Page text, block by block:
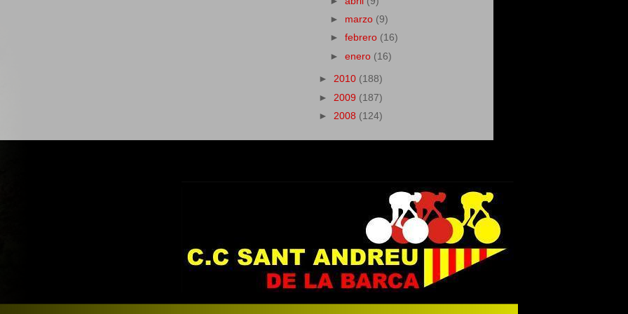
► marzo (9)
►febrero (16)
►enero (16)
► 2010 (188)
► 2009 (187)
► 2008 (124)